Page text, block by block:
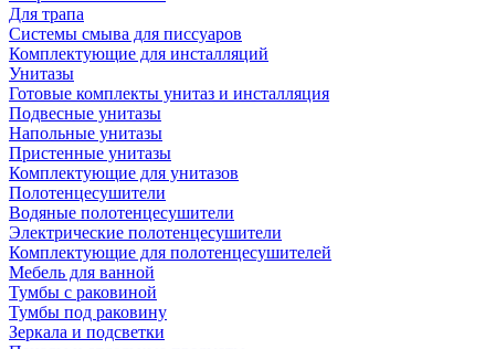
Для трапа
Системы смыва для писсуаров
Комплектующие для инсталляций
Унитазы
Готовые комплекты унитаз и инсталляция
Подвесные унитазы
Напольные унитазы
Пристенные унитазы
Комплектующие для унитазов
Полотенцесушители
Водяные полотенцесушители
Электрические полотенцесушители
Комплектующие для полотенцесушителей
Мебель для ванной
Тумбы с раковиной
Тумбы под раковину
Зеркала и подсветки